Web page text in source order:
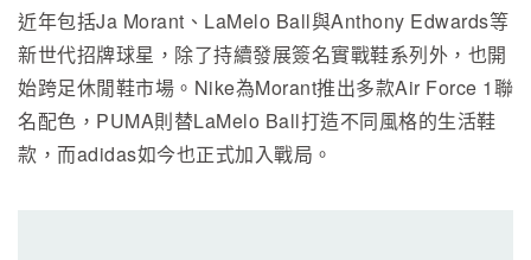
近年包括Ja Morant、LaMelo Ball與Anthony Edwards等
新世代招牌球星，除了持續發展簽名實戰鞋系列外，也開
始跨足休閒鞋市場。Nike為Morant推出多款Air Force 1聯
名配色，PUMA則替LaMelo Ball打造不同風格的生活鞋
款，而adidas如今也正式加入戰局。